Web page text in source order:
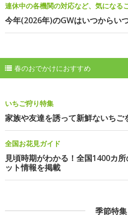
連休中の各機関の対応など、気になる
今年(2026年)のGWはいつからい
春のおでかけにおすすめ
いちご狩り特集
家族や友達を誘って新鮮ないちご
全国お花見ガイド
見頃時期がわかる！全国1400カ
ット情報を掲載
季節特集